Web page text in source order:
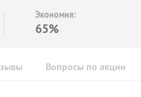
Экономия:
65%
Вопросы по акции